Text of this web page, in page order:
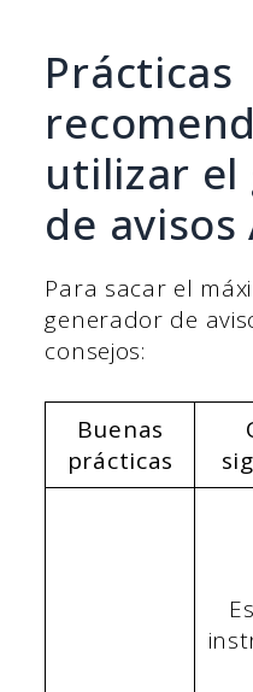
Prácticas
utilizar el
de avisos
Para sacar el
generador de
consejos:
Buenas
prácticas